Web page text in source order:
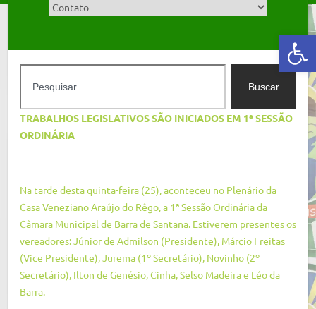
Abrir a barra de ferramentas
Buscar
TRABALHOS LEGISLATIVOS SÃO INICIADOS EM 1ª SESSÃO
ORDINÁRIA
Na tarde desta quinta-feira (25), aconteceu no Plenário da
Casa Veneziano Araújo do Rêgo, a 1ª Sessão Ordinária da
Câmara Municipal de Barra de Santana. Estiverem presentes os
vereadores: Júnior de Admilson (Presidente), Márcio Freitas
(Vice Presidente), Jurema (1º Secretário), Novinho (2º
Secretário), Ilton de Genésio, Cinha, Selso Madeira e Léo da
Barra.